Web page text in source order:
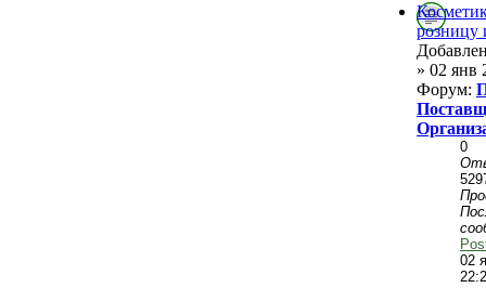
розницу
» 02 янв
Форум:
0
02